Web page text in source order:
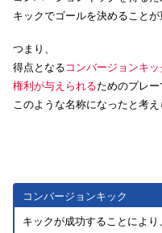
キックでゴールを決めること
つまり、
得点となる コンバージョンキ
権利が与えられるためのプレー
このような名称になったと考
コンバージョンキック
キックが成功することにより